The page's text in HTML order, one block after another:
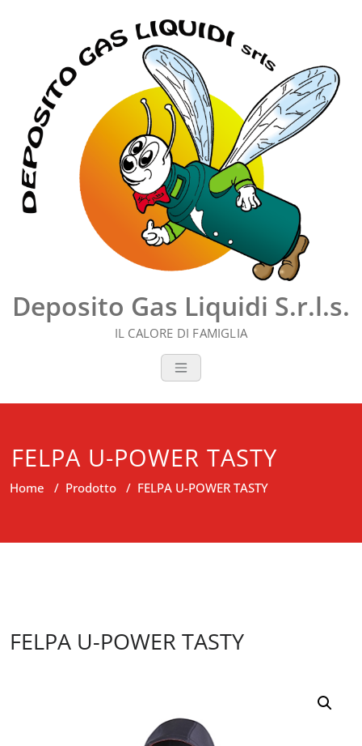
Deposito Gas Liquidi S.r.l.s.
IL CALORE DI FAMIGLIA
FELPA U-POWER TASTY
Home / Prodotto / FELPA U-POWER TASTY
FELPA U-POWER TASTY